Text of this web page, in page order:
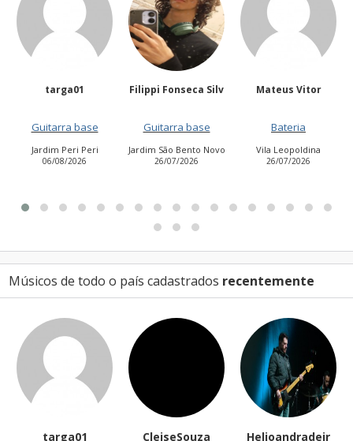
Filippi Fonseca Silv
Guitarra base
Jardim São Bento Novo
26/07/2026
Mateus Vitor
Bateria
Vila Leopoldina
26/07/2026
Anailuj
Vocalista -
Jardim Aurora
Músicos de todo o país cadastrados recentemente
targa01 CleiseSouza Helioandradejr